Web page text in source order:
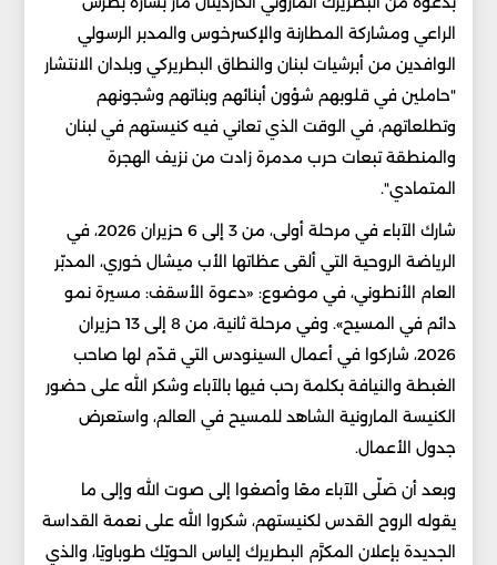
الراعي ومشاركة المطارنة والإكسرخوس والمدبر الرسولي
الوافدين من أبرشيات لبنان والنطاق البطريركي وبلدان الانتشار
"حاملين في قلوبهم شؤون أبنائهم وبناتهم وشجونهم
وتطلعاتهم، في الوقت الذي تعاني فيه كنيستهم في لبنان
والمنطقة تبعات حرب مدمرة زادت من نزيف الهجرة
المتمادي".
شارك الآباء في مرحلة أولى، من 3 إلى 6 حزيران 2026، في
الرياضة الروحية التي ألقى عظاتها الأب ميشال خوري، المدبّر
العام الأنطوني، في موضوع: «دعوة الأسقف: مسيرة نمو
دائم في المسيح». وفي مرحلة ثانية، من 8 إلى 13 حزيران
2026، شاركوا في أعمال السينودس التي قدّم لها صاحب
الغبطة والنيافة بكلمة رحب فيها بالآباء وشكر الله على حضور
الكنيسة المارونية الشاهد للمسيح في العالم، واستعرض
جدول الأعمال.
وبعد أن صَلّى الآباء معًا وأصغوا إلى صوت الله وإلى ما
يقوله الروح القدس لكنيستهم، شكروا الله على نعمة القداسة
الجديدة بإعلان المكرَّم البطريرك إلياس الحويّك طوباويًا، والذي